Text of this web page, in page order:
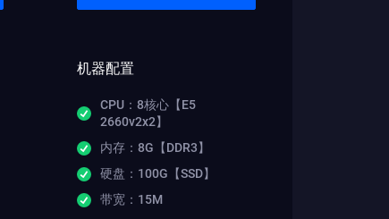
机器配置
CPU：8核心【E5
2660v2x2】
内存：8G【DDR3】
硬盘：100G【SSD】
带宽：15M